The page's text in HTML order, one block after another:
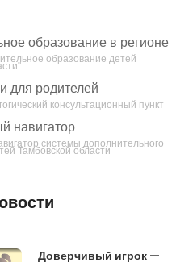
образование в регионе
образование детей
для родителей
консультационный пункт
навигатор
системы дополнительного
Тамбовской области
Доверчивый игрок —